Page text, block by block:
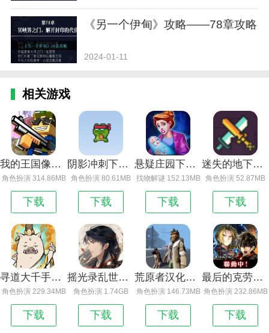
《另一个伊甸》攻略——78章攻略
2024-01-11
相关游戏
我的王国像素世界最新版下载
角色扮演 314.86MB
下载
阴影冲刺下载手机版
角色扮演 80.61MB
下载
悬疑庄园下载手机版
找物解谜 152.13MB
下载
迷失的地下世界手机版下载
角色扮演 52.87MB
下载
寻道大千手游下载
角色扮演 229.34MB
下载
摇光录乱世公主 云堂梦泉版本
角色扮演 1.74GB
下载
荒原者汉化版下载
角色扮演 146.73MB
下载
最后的克劳迪娅繁中版
角色扮演 232.86MB
下载